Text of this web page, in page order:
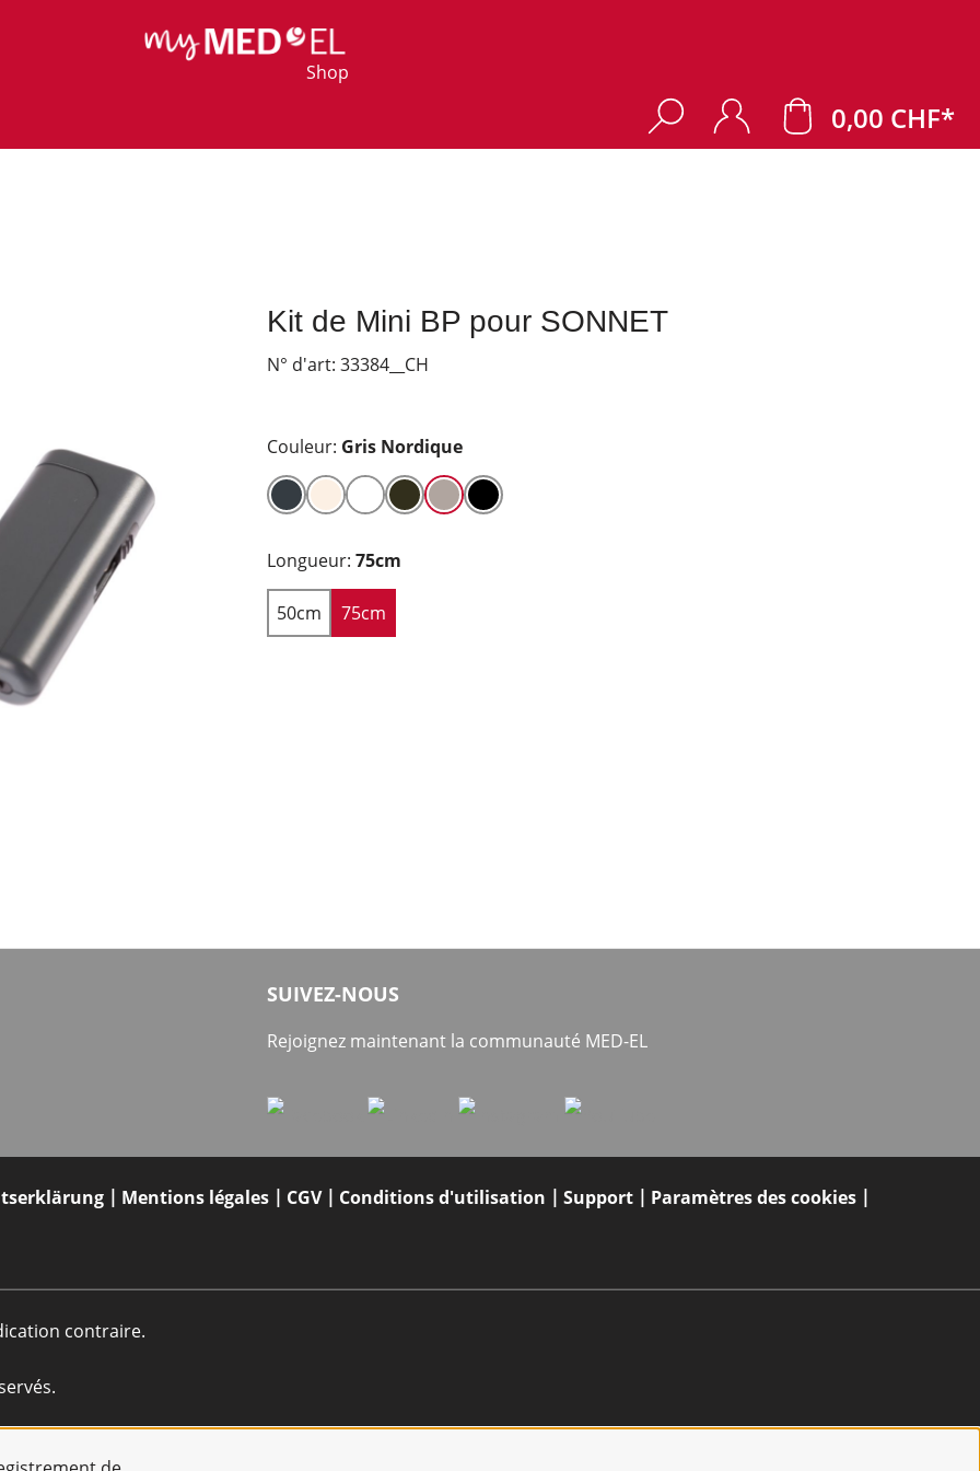
Shop
0,00 CHF*
Kit de Mini BP pour SONNET
N° d'art: 33384__CH
Couleur: Gris Nordique
Longueur: 75cm
50cm 75cm
SUIVEZ-NOUS
Rejoignez maintenant la communauté MED-EL
Mentions légales CGV Conditions d'utilisation Support Paramètres des cookies
contraire.